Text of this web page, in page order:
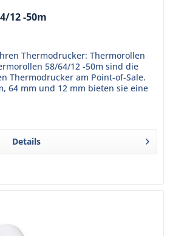
12 -50m
Thermodrucker: Thermorollen
58/64/12 -50m sind die
Thermodrucker am Point-of-Sale.
64 mm und 12 mm bieten sie eine
Details